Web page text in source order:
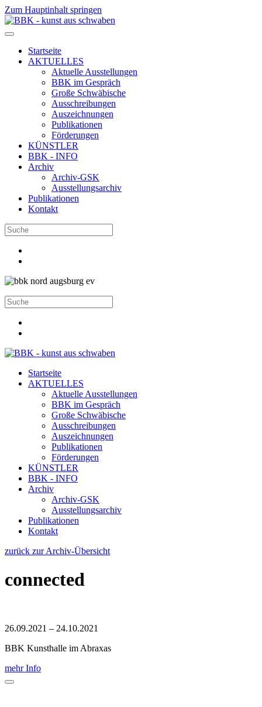
Zum Hauptinhalt springen
Startseite
AKTUELLES
Aktuelle Ausstellungen
BBK im Gespräch
Große Schwäbische
Ausschreibungen
Auszeichnungen
Publikationen
Förderungen
KÜNSTLER
BBK - INFO
Archiv
Archiv-GSK
Ausstellungsarchiv
Publikationen
Kontakt
Startseite
AKTUELLES
Aktuelle Ausstellungen
BBK im Gespräch
Große Schwäbische
Ausschreibungen
Auszeichnungen
Publikationen
Förderungen
KÜNSTLER
BBK - INFO
Archiv
Archiv-GSK
Ausstellungsarchiv
Publikationen
Kontakt
zurück zur Archiv-Übersicht
connected
26.09.2021 – 24.10.2021
BBK Kunsthalle im Abraxas
mehr Info